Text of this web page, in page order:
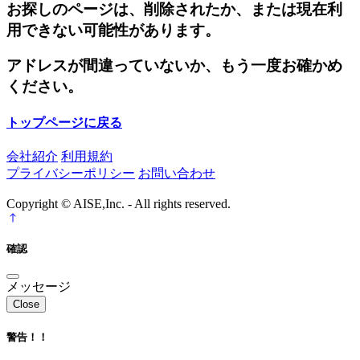
お探しのページは、削除されたか、または現在利
用できない可能性があります。
アドレスが間違っていないか、もう一度お確かめ
ください。
トップページに戻る
会社紹介 利用規約
プライバシーポリシー お問い合わせ
Copyright © AISE,Inc. - All rights reserved.
確認
メッセージ
Close
警告！！